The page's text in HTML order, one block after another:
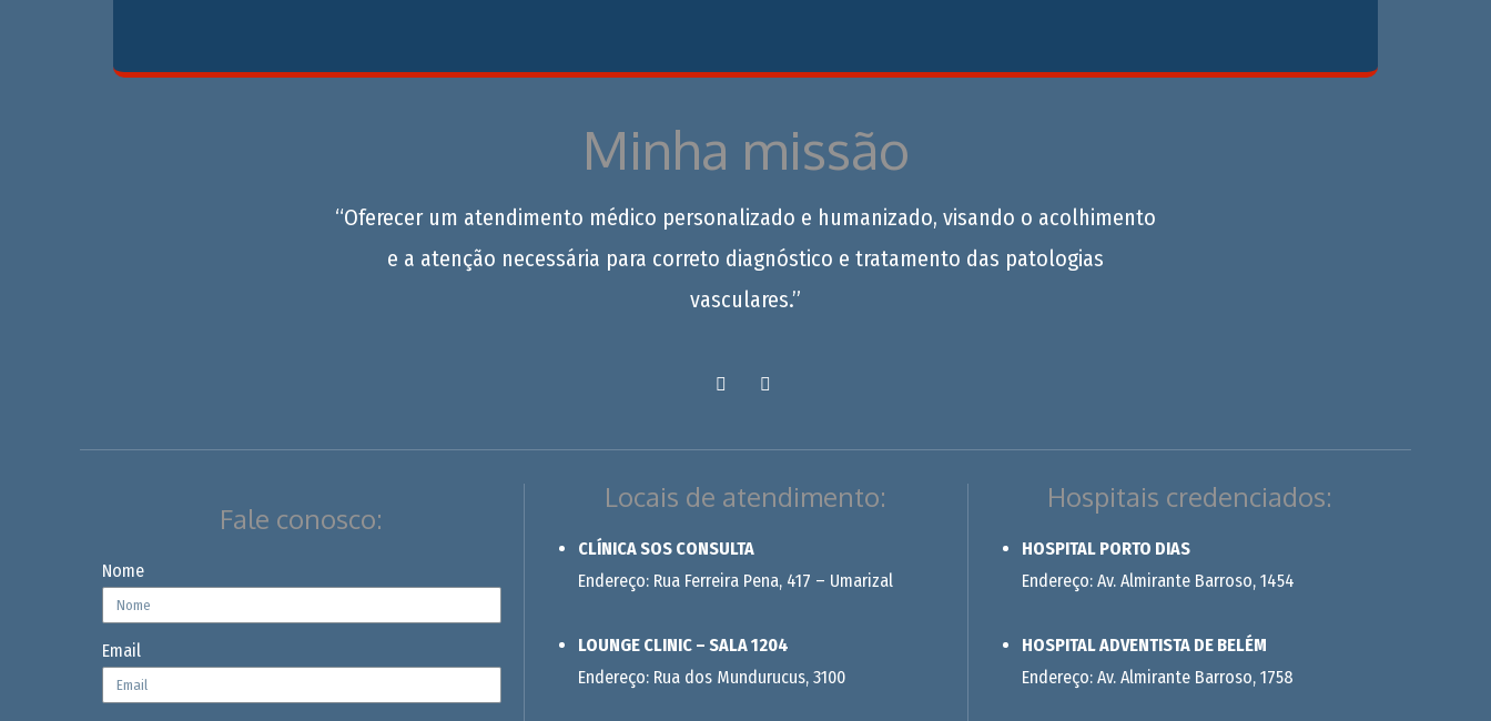
Minha missão
“Oferecer um atendimento médico personalizado e humanizado, visando o acolhimento
e a atenção necessária para correto diagnóstico e tratamento das patologias
vasculares.”
Fale conosco:
Nome
Email
Locais de atendimento:
CLÍNICA SOS CONSULTA
Endereço: Rua Ferreira Pena, 417 – Umarizal
LOUNGE CLINIC – SALA 1204
Endereço: Rua dos Mundurucus, 3100
Hospitais credenciados:
HOSPITAL PORTO DIAS
Endereço: Av. Almirante Barroso, 1454
HOSPITAL ADVENTISTA DE BELÉM
Endereço: Av. Almirante Barroso, 1758